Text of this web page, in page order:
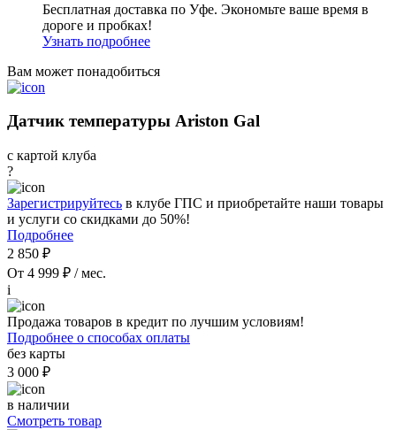
Бесплатная доставка по Уфе. Экономьте ваше время в
дороге и пробках!
Узнать подробнее
Вам может понадобиться
Датчик температуры Ariston Gal
с картой клуба
?
Зарегистрируйтесь в клубе ГПС и приобретайте наши товары
и услуги со скидками до 50%!
Подробнее
2 850 ₽
От 4 999 ₽ / мес.
i
Продажа товаров в кредит по лучшим условиям!
Подробнее о способах оплаты
без карты
3 000 ₽
в наличии
Смотреть товар